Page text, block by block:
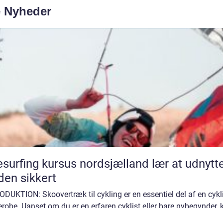
Nyheder
kursus nordsjælland lær at udnytte
sikkert
Skoovertræk til cykling er en essentiel del af en
Uanset om du er en erfaren cyklist eller bare nybegynder,